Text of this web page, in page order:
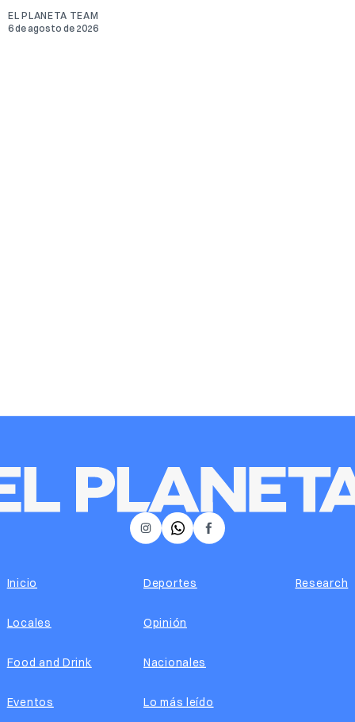
EL PLANETA TEAM
6 de agosto de 2026
𝕏 Facebook
Instagram
Inicio
Locales
Food and Drink
Eventos
Deportes
Opinión
Nacionales
Lo más leído
Research